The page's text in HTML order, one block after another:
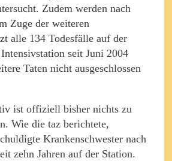
Zudem werden nach
Zuge der weiteren
alle 134 Todesfälle auf der
seit Juni 2004
Taten nicht ausgeschlossen
ist offiziell bisher nichts zu
Wie die taz berichtete,
Krankenschwester nach
zehn Jahren auf der Station.